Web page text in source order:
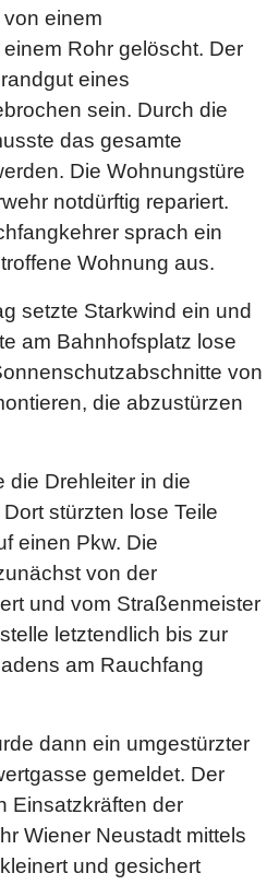
einem
Rohr gelöscht. Der
eines
sein. Durch die
das gesamte
Die Wohnungstüre
notdürftig repariert.
sprach ein
Wohnung aus.
setzte Starkwind ein und
am Bahnhofsplatz lose
von
die abzustürzen
die Drehleiter in die
stürzten lose Teile
einen Pkw. Die
von der
und vom Straßenmeister
letztendlich bis zur
am Rauchfang
dann ein umgestürzter
gemeldet. Der
Einsatzkräften der
Wiener Neustadt mittels
und gesichert